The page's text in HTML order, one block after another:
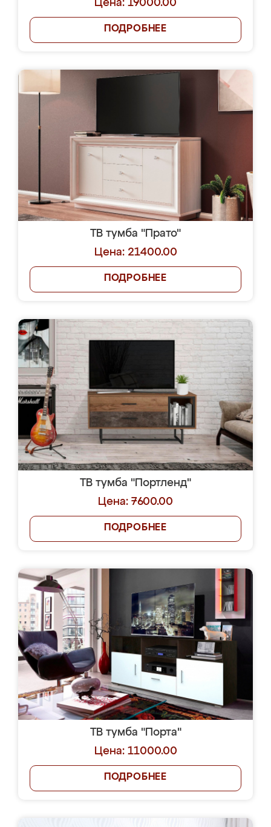
Цена: 19000.00
ПОДРОБНЕЕ
ТВ тумба "Прато"
Цена: 21400.00
ПОДРОБНЕЕ
ТВ тумба "Портленд"
Цена: 7600.00
ПОДРОБНЕЕ
ТВ тумба "Порта"
Цена: 11000.00
ПОДРОБНЕЕ